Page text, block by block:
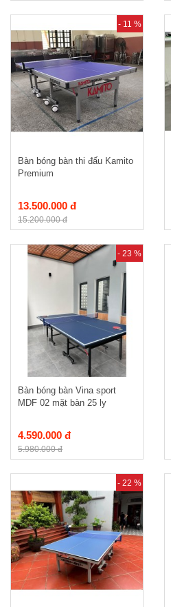
- 11 %
Bàn bóng bàn thi đấu Kamito
Premium
13.500.000 đ
15.200.000 đ
- 23 %
Bàn bóng bàn Vina sport
MDF 02 mặt bàn 25 ly
4.590.000 đ
5.980.000 đ
- 22 %